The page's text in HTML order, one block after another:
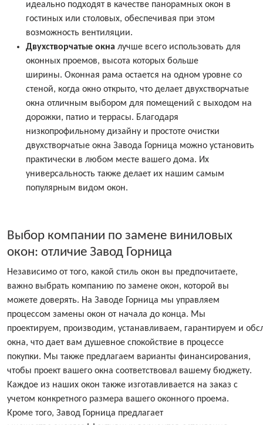
идеально подходят в качестве панорамных окон в
гостиных или столовых, обеспечивая при этом
возможность вентиляции.
Двухстворчатые окна лучше всего использовать для
оконных проемов, высота которых больше
ширины. Оконная рама остается на одном уровне со
стеной, когда окно открыто, что делает двухстворчатые
окна отличным выбором для помещений с выходом на
дорожки, патио и террасы. Благодаря
низкопрофильному дизайну и простоте очистки
двухстворчатые окна Завода Горница можно установить
практически в любом месте вашего дома. Их
универсальность также делает их нашим самым
популярным видом окон.
Выбор компании по замене виниловых
окон: отличие Завод Горница
Независимо от того, какой стиль окон вы предпочитаете,
важно выбрать компанию по замене окон, которой вы
можете доверять. На Заводе Горница мы управляем
процессом замены окон от начала до конца. Мы
проектируем, производим, устанавливаем, гарантируем и
окна, что дает вам душевное спокойствие в процессе
покупки. Мы также предлагаем варианты финансирования,
чтобы проект вашего окна соответствовал вашему бюджету.
Каждое из наших окон также изготавливается на заказ с
учетом конкретного размера вашего оконного проема.
Кроме того, Завод Горница предлагает